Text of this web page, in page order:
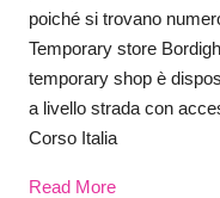
poiché si trovano
Temporary store
temporary shop è
a livello strada con
Corso Italia
Read More